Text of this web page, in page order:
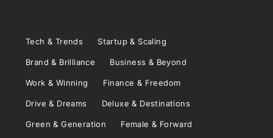
Tech & Trends Startup & Scaling
Brand & Brilliance Business & Beyond
Work & Winning Finance & Freedom
Drive & Dreams Deluxe & Destinations
Green & Generation Female & Forward